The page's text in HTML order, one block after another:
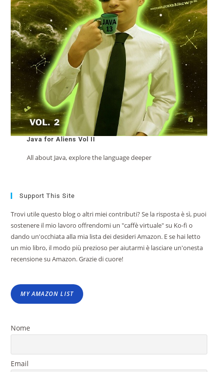
Java for Aliens Vol II
All about Java, explore the language deeper
Support This Site
Trovi utile questo blog o altri miei contributi? Se la risposta è sì, puoi
sostenere il mio lavoro offrendomi un "caffè virtuale" su Ko-fi o
dando un'occhiata alla mia lista dei desideri Amazon. E se hai letto
un mio libro, il modo più prezioso per aiutarmi è lasciare un'onesta
recensione su Amazon. Grazie di cuore!
MY AMAZON LIST
Nome
Email